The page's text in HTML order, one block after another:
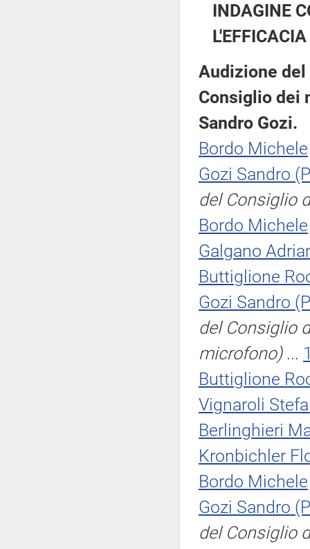
INDAGINE
Audizione
Consiglio dei
Sandro Gozi.
Bordo Michele
Gozi Sandro
del Consiglio
Bordo Michele
Galgano
Buttiglione
Gozi Sandro
del Consiglio
microfono)...
Buttiglione
Vignaroli
Berlinghieri
Kronbichler
Bordo Michele
Gozi Sandro
del Consiglio